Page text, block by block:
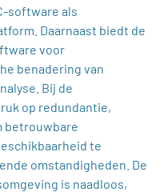
software als
Daarnaast biedt de
voor
benadering van
Bij de
op redundantie,
betrouwbare
te
omstandigheden. De
is naadloos,